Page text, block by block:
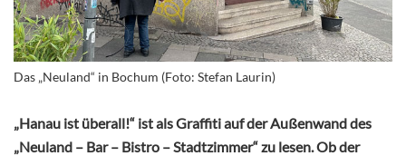
Das „Neuland“ in Bochum (Foto: Stefan Laurin)
„Hanau ist überall!“ ist als Graffiti auf der Außenwand des
„Neuland – Bar – Bistro – Stadtzimmer“ zu lesen. Ob der